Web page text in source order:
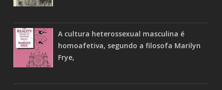
A cultura heterossexual masculina é
homoafetiva, segundo a filosofa Marilyn
Frye,